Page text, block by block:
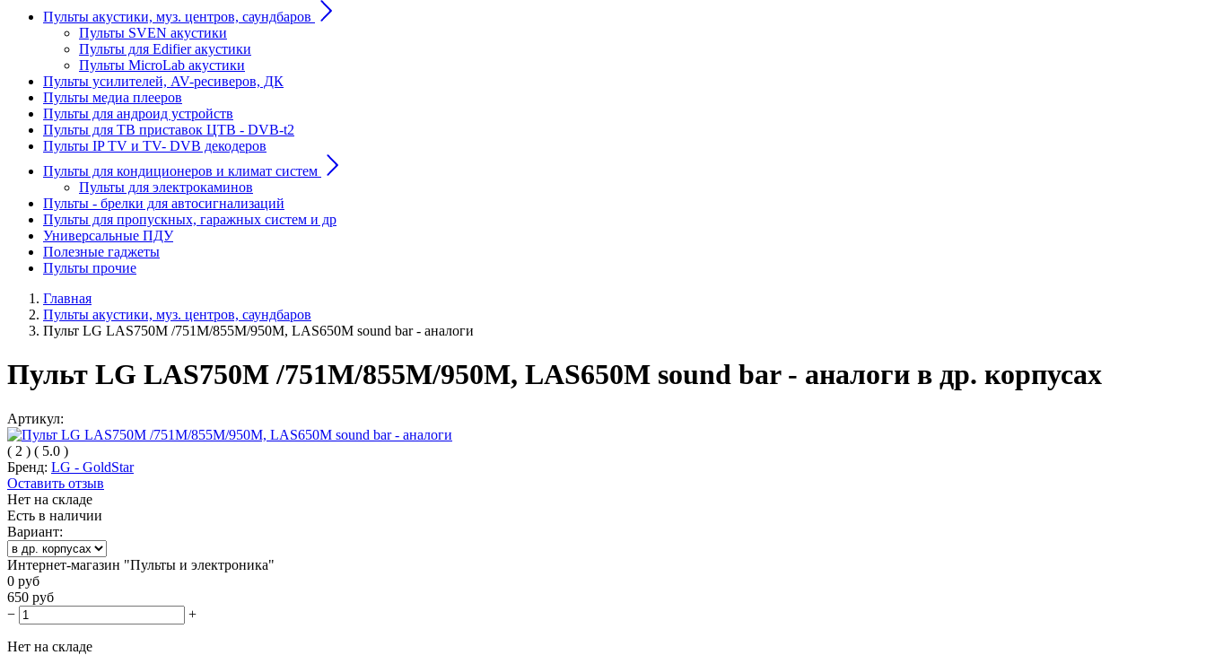
Пульты акустики, муз. центров, саундбаров
Пульты SVEN акустики
Пульты для Edifier акустики
Пульты MicroLab акустики
Пульты усилителей, AV-ресиверов, ДК
Пульты медиа плееров
Пульты для андроид устройств
Пульты для ТВ приставок ЦТВ - DVB-t2
Пульты IP TV и TV- DVB декодеров
Пульты для кондиционеров и климат систем
Пульты для электрокаминов
Пульты - брелки для автосигнализаций
Пульты для пропускных, гаражных систем и др
Универсальные ПДУ
Полезные гаджеты
Пульты прочие
Главная
Пульты акустики, муз. центров, саундбаров
Пульт LG LAS750M /751M/855M/950M, LAS650M sound bar - аналоги
Пульт LG LAS750M /751M/855M/950M, LAS650M sound bar - аналоги в др. корпусах
Артикул:
( 2 ) ( 5.0 )
Бренд: LG - GoldStar
Оставить отзыв
Нет на складе
Есть в наличии
Вариант:
Интернет-магазин "Пульты и электроника"
0 руб
650 руб
−
+
Нет на складе